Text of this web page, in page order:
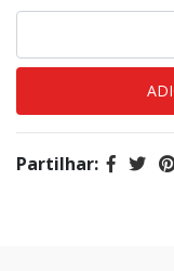
Partilhar: